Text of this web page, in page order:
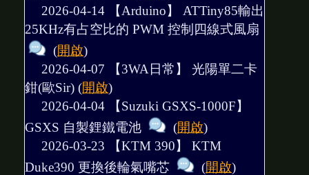
2026-04-14 【Arduino】 ATTiny85輸出
25KHz有占空比的 PWM 控制四線式風扇
(開啟)
2026-04-07 【3WA日常】 光陽單二卡
鉗(歐Sir) (開啟)
2026-04-04 【Suzuki GSXS-1000F】
GSXS 自製鋰鐵電池
(開啟)
2026-03-23 【KTM 390】 KTM
Duke390 更換後輪氣嘴芯
(開啟)